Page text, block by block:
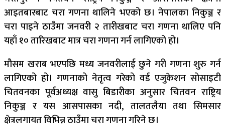
आइतबारबाट चरा गणना थालिने भएको छ। नेपालका निकुञ्ज र
चरा पाइने ठाउँमा जनवरी २ तारीखबाट चरा गणना थालिए पनि
यहाँ १० तारिखबाट मात्र चरा गणना गर्न लागिएको हो।
मौसम खराब भएपछि मध्य जनवरीलाई छुने गरी गणना शुरु गर्न
लागिएको हो। गणनाको नेतृत्व गरेको वर्ड एजुकेशन सोसाइटी
चितवनका पूर्वअध्यक्ष वासु बिडारीका अनुसार चितवन राष्ट्रिय
निकुञ्ज र यस आसपासका नदी, तालतलैया तथा सिमसार
क्षेत्रलगायत विभिन्न ठाउँमा चरा गणना गरिने छ।